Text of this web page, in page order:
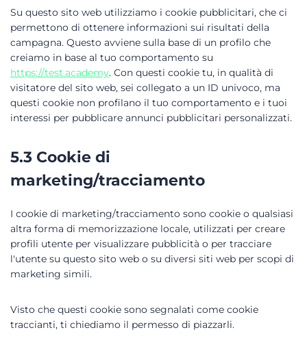
Su questo sito web utilizziamo i cookie pubblicitari, che ci
permettono di ottenere informazioni sui risultati della
campagna. Questo avviene sulla base di un profilo che
creiamo in base al tuo comportamento su
https://test.academy. Con questi cookie tu, in qualità di
visitatore del sito web, sei collegato a un ID univoco, ma
questi cookie non profilano il tuo comportamento e i tuoi
interessi per pubblicare annunci pubblicitari personalizzati.
5.3 Cookie di
marketing/tracciamento
I cookie di marketing/tracciamento sono cookie o qualsiasi
altra forma di memorizzazione locale, utilizzati per creare
profili utente per visualizzare pubblicità o per tracciare
l'utente su questo sito web o su diversi siti web per scopi di
marketing simili.
Visto che questi cookie sono segnalati come cookie
traccianti, ti chiediamo il permesso di piazzarli.